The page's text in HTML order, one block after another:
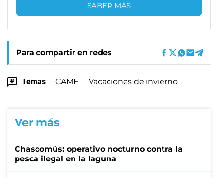
SABER MÁS
Para compartir en redes
Temas CAME Vacaciones de invierno
Ver más
Chascomús: operativo nocturno contra la
pesca ilegal en la laguna